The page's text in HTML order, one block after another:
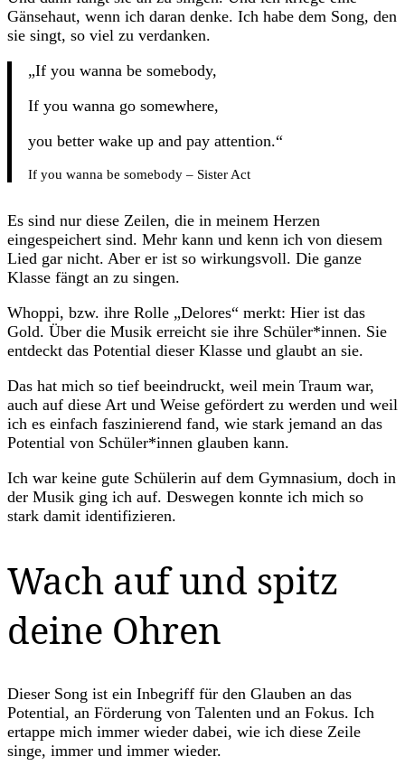
Gänsehaut, wenn ich daran denke. Ich habe dem Song, den
sie singt, so viel zu verdanken.
„If you wanna be somebody,
If you wanna go somewhere,
you better wake up and pay attention.“
If you wanna be somebody – Sister Act
Es sind nur diese Zeilen, die in meinem Herzen
eingespeichert sind. Mehr kann und kenn ich von diesem
Lied gar nicht. Aber er ist so wirkungsvoll. Die ganze
Klasse fängt an zu singen.
Whoppi, bzw. ihre Rolle „Delores“ merkt: Hier ist das
Gold. Über die Musik erreicht sie ihre Schüler*innen. Sie
entdeckt das Potential dieser Klasse und glaubt an sie.
Das hat mich so tief beeindruckt, weil mein Traum war,
auch auf diese Art und Weise gefördert zu werden und weil
ich es einfach faszinierend fand, wie stark jemand an das
Potential von Schüler*innen glauben kann.
Ich war keine gute Schülerin auf dem Gymnasium, doch in
der Musik ging ich auf. Deswegen konnte ich mich so
stark damit identifizieren.
Wach auf und spitz
deine Ohren
Dieser Song ist ein Inbegriff für den Glauben an das
Potential, an Förderung von Talenten und an Fokus. Ich
ertappe mich immer wieder dabei, wie ich diese Zeile
singe, immer und immer wieder.